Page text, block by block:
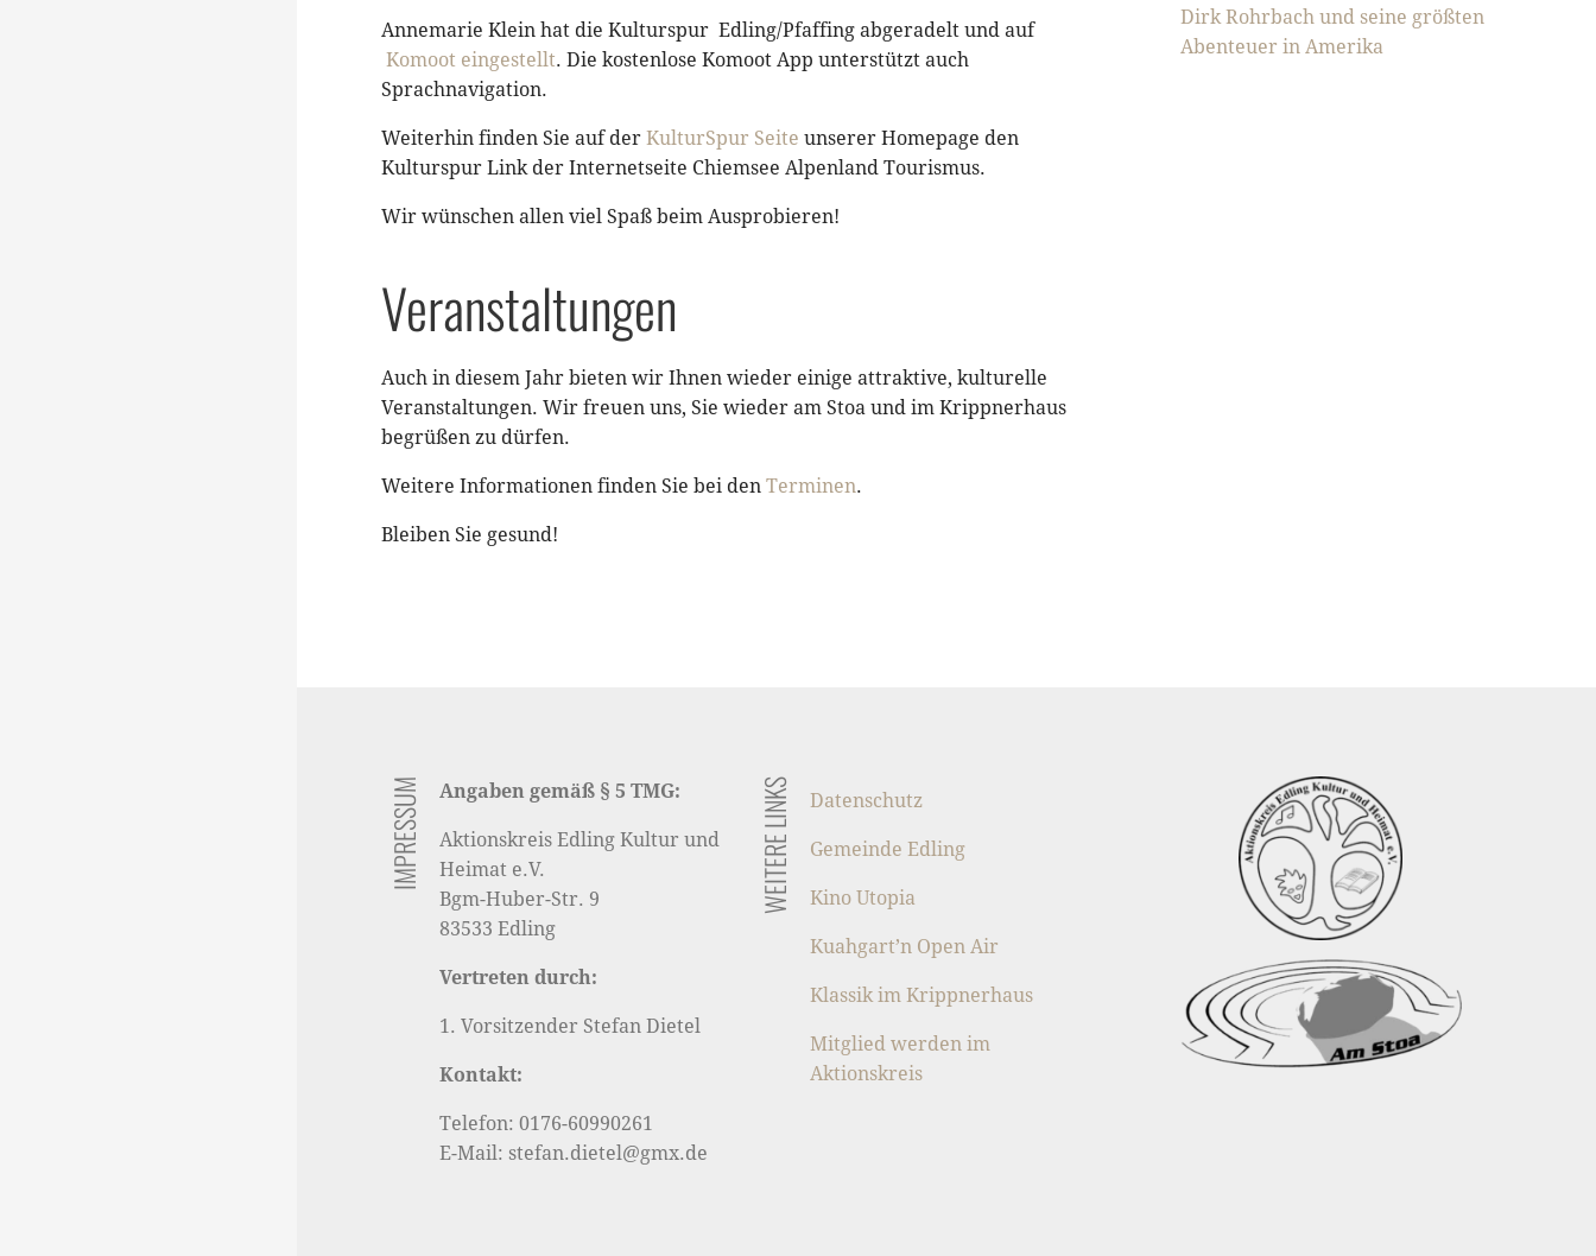
Annemarie Klein hat die Kulturspur Edling/Pfaffing abgeradelt und auf
Komoot eingestellt. Die kostenlose Komoot App unterstützt auch
Sprachnavigation.
Weiterhin finden Sie auf der KulturSpur Seite unserer Homepage den
Kulturspur Link der Internetseite Chiemsee Alpenland Tourismus.
Wir wünschen allen viel Spaß beim Ausprobieren!
Veranstaltungen
Auch in diesem Jahr bieten wir Ihnen wieder einige attraktive, kulturelle
Veranstaltungen. Wir freuen uns, Sie wieder am Stoa und im Krippnerhaus
begrüßen zu dürfen.
Weitere Informationen finden Sie bei den Terminen.
Bleiben Sie gesund!
Dirk Rohrbach und seine größten
Abenteuer in Amerika
IMPRESSUM Angaben gemäß § 5 TMG:
Aktionskreis Edling Kultur und
Heimat e.V.
Bgm-Huber-Str. 9
83533 Edling
Vertreten durch:
1. Vorsitzender Stefan Dietel
Kontakt:
Telefon: 0176-60990261
E-Mail: stefan.dietel@gmx.de
WEITERE LINKS Datenschutz
Gemeinde Edling
Kino Utopia
Kuahgart’n Open Air
Klassik im Krippnerhaus
Mitglied werden im
Aktionskreis